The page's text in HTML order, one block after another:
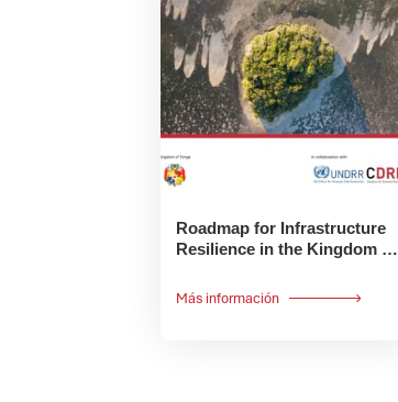
Roadmap for Infrastructure
Resilience in the Kingdom of
Más información